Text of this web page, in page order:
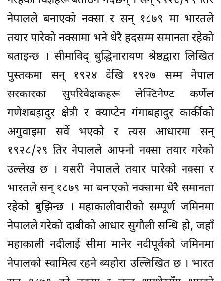
नेपालले बनाएको नक्सा र सन् १८७९ मा भारतले
तयार पारेको नक्सामा भने धेरै हदसम्म समानता रहेको
बताइन्छ । सीमाविद् बुद्धिनारायण श्रेष्ठद्वारा लिखित
पुस्तकमा सन् १९२४ देखि १९२७ सम्म नेपाल
सरकारका सुपरिवेक्षकहरू लेफ्टिनेण्ट कर्णेल
गणेशबहादुर क्षेत्री र क्याप्टेन गंगाबहादुर कार्कीको
अगुवाइमा सर्वे भएको र त्यस आधारमा सन्
१९२८/२९ तिर नेपालले आफ्नो नक्सा तयार गरेको
उल्लेख छ । यसरी नेपालले तयार पारेको नक्सा र
भारतले सन् १८७९ मा बनाएको नक्सामा धेरै समानता
रहेको बुझिन्छ । महाकालीवारीको सम्पूर्ण जमिनमा
नेपालले गरेको दाबीको आधार सुगौली सन्धि हो, जहाँ
महाकाली नदीलाई सीमा मानेर नदीपूर्वको जमिनमा
नेपालको स्वामित्व रहने ब्यहोरा उल्लिखित छ । भारत